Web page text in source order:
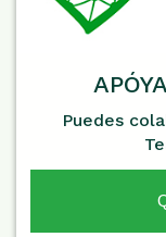
Puedes